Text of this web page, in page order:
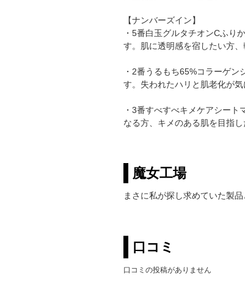
【ナンバーズイン】
・5番白玉グルタチオンCふり
す。 肌に透明感を宿したい方
・2番うるもち65%コラーゲ
す。 失われたハリと肌老化が
・3番すべすべキメケアシー
なる方、キメのある肌を目指し
魔女工場
まさに私が探し求めていた製
口コミ
口コミの投稿がありません